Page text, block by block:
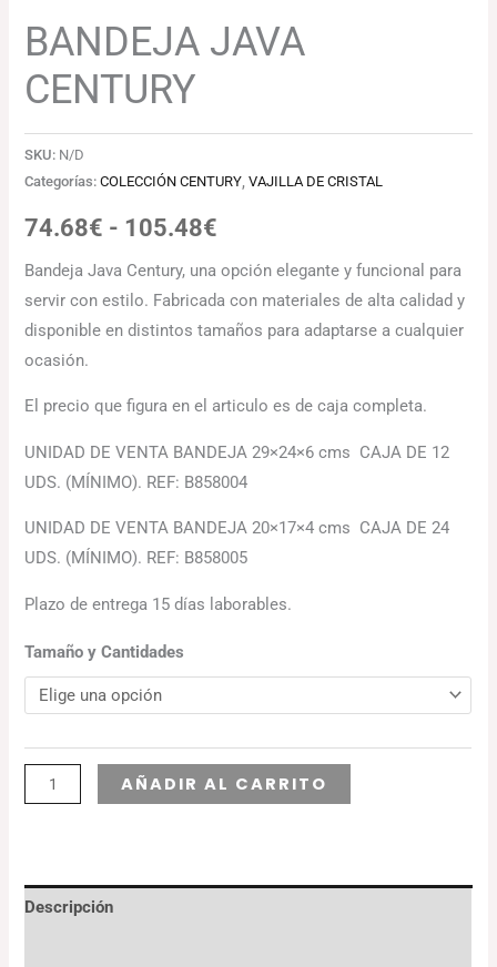
BANDEJA JAVA
CENTURY
SKU: N/D
Categorías:COLECCIÓN CENTURY ,VAJILLA DE CRISTAL
74.68€ - 105.48€
Bandeja Java Century, una opción elegante y funcional para
servir con estilo. Fabricada con materiales de alta calidad y
disponible en distintos tamaños para adaptarse a cualquier
ocasión.
El precio que figura en el articulo es de caja completa.
UNIDAD DE VENTA BANDEJA 29×24×6 cms CAJA DE 12
UDS. (MÍNIMO). REF: B858004
UNIDAD DE VENTA BANDEJA 20×17×4 cms CAJA DE 24
UDS. (MÍNIMO). REF: B858005
Plazo de entrega 15 días laborables.
Tamaño y Cantidades
AÑADIR AL CARRITO
Descripción